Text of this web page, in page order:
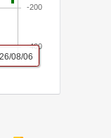
-400
-200
08/06